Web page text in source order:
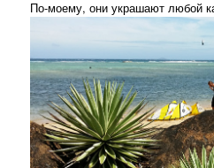
По-моему, они украшают любой